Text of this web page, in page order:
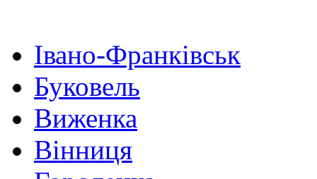
Івано-Франківськ
Буковель
Виженка
Вінниця